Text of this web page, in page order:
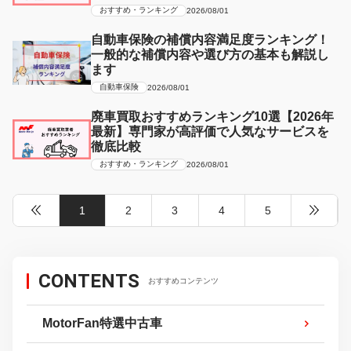
おすすめ・ランキング 2026/08/01
自動車保険の補償内容満足度ランキング！
一般的な補償内容や選び方の基本も解説し
ます
自動車保険 2026/08/01
廃車買取おすすめランキング10選【2026年
最新】専門家が高評価で人気なサービスを
徹底比較
おすすめ・ランキング 2026/08/01
1 2 3 4 5
CONTENTS おすすめコンテンツ
MotorFan特選中古車